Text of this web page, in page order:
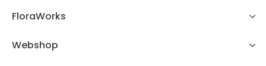
FloraWorks
Webshop